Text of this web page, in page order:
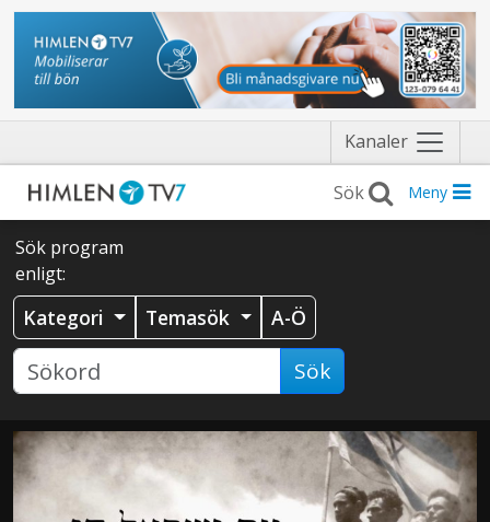
Kanaler Näytä
valikko
Meny
Sök program
enligt:
Kategori Temasök A-Ö
Sök